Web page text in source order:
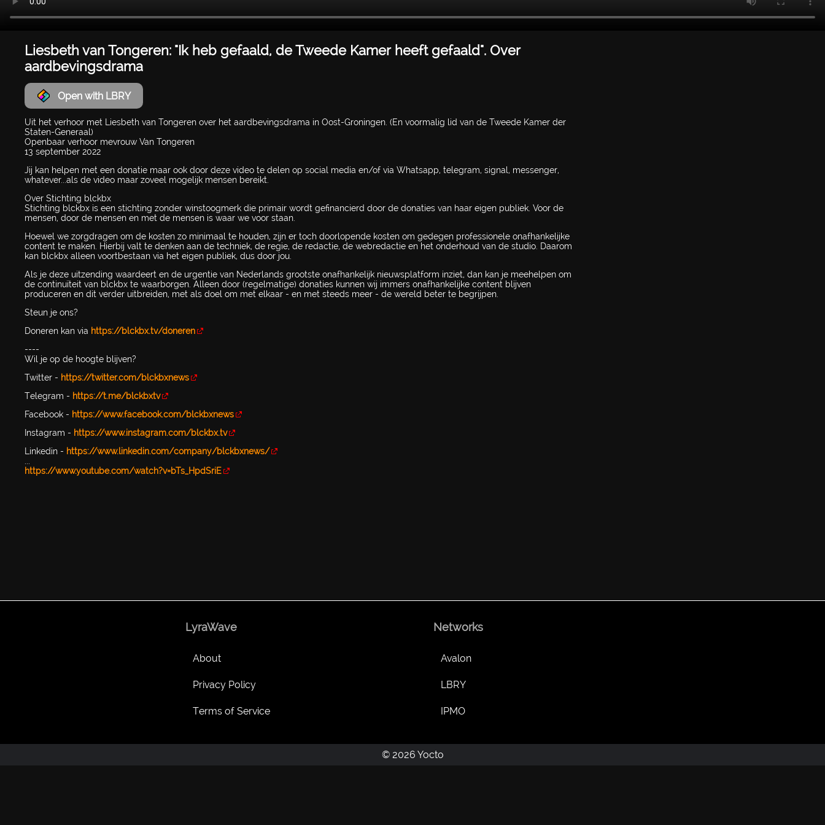
Liesbeth van Tongeren: "Ik heb gefaald, de Tweede Kamer heeft gefaald". Over
aardbevingsdrama
Open with LBRY
Uit het verhoor met Liesbeth van Tongeren over het aardbevingsdrama in Oost-Groningen. (En voormalig lid van de Tweede Kamer der
Staten-Generaal)
Openbaar verhoor mevrouw Van Tongeren
13 september 2022
Jij kan helpen met een donatie maar ook door deze video te delen op social media en/of via Whatsapp, telegram, signal, messenger,
whatever...als de video maar zoveel mogelijk mensen bereikt.
Over Stichting blckbx
Stichting blckbx is een stichting zonder winstoogmerk die primair wordt gefinancierd door de donaties van haar eigen publiek. Voor de
mensen, door de mensen en met de mensen is waar we voor staan.
Hoewel we zorgdragen om de kosten zo minimaal te houden, zijn er toch doorlopende kosten om gedegen professionele onafhankelijke
content te maken. Hierbij valt te denken aan de techniek, de regie, de redactie, de webredactie en het onderhoud van de studio. Daarom
kan blckbx alleen voortbestaan via het eigen publiek, dus door jou.
Als je deze uitzending waardeert en de urgentie van Nederlands grootste onafhankelijk nieuwsplatform inziet, dan kan je meehelpen om
de continuïteit van blckbx te waarborgen. Alleen door (regelmatige) donaties kunnen wij immers onafhankelijke content blijven
produceren en dit verder uitbreiden, met als doel om met elkaar - en met steeds meer - de wereld beter te begrijpen.
Steun je ons?
Doneren kan via https://blckbx.tv/doneren
----
Wil je op de hoogte blijven?
Twitter - https://twitter.com/blckbxnews
Telegram - https://t.me/blckbxtv
Facebook - https://www.facebook.com/blckbxnews
Instagram - https://www.instagram.com/blckbx.tv
Linkedin - https://www.linkedin.com/company/blckbxnews/
...
https://www.youtube.com/watch?v=bTs_HpdSriE
LyraWave
About
Privacy Policy
Terms of Service
Networks
Avalon
LBRY
IPMO
© 2026 Yocto